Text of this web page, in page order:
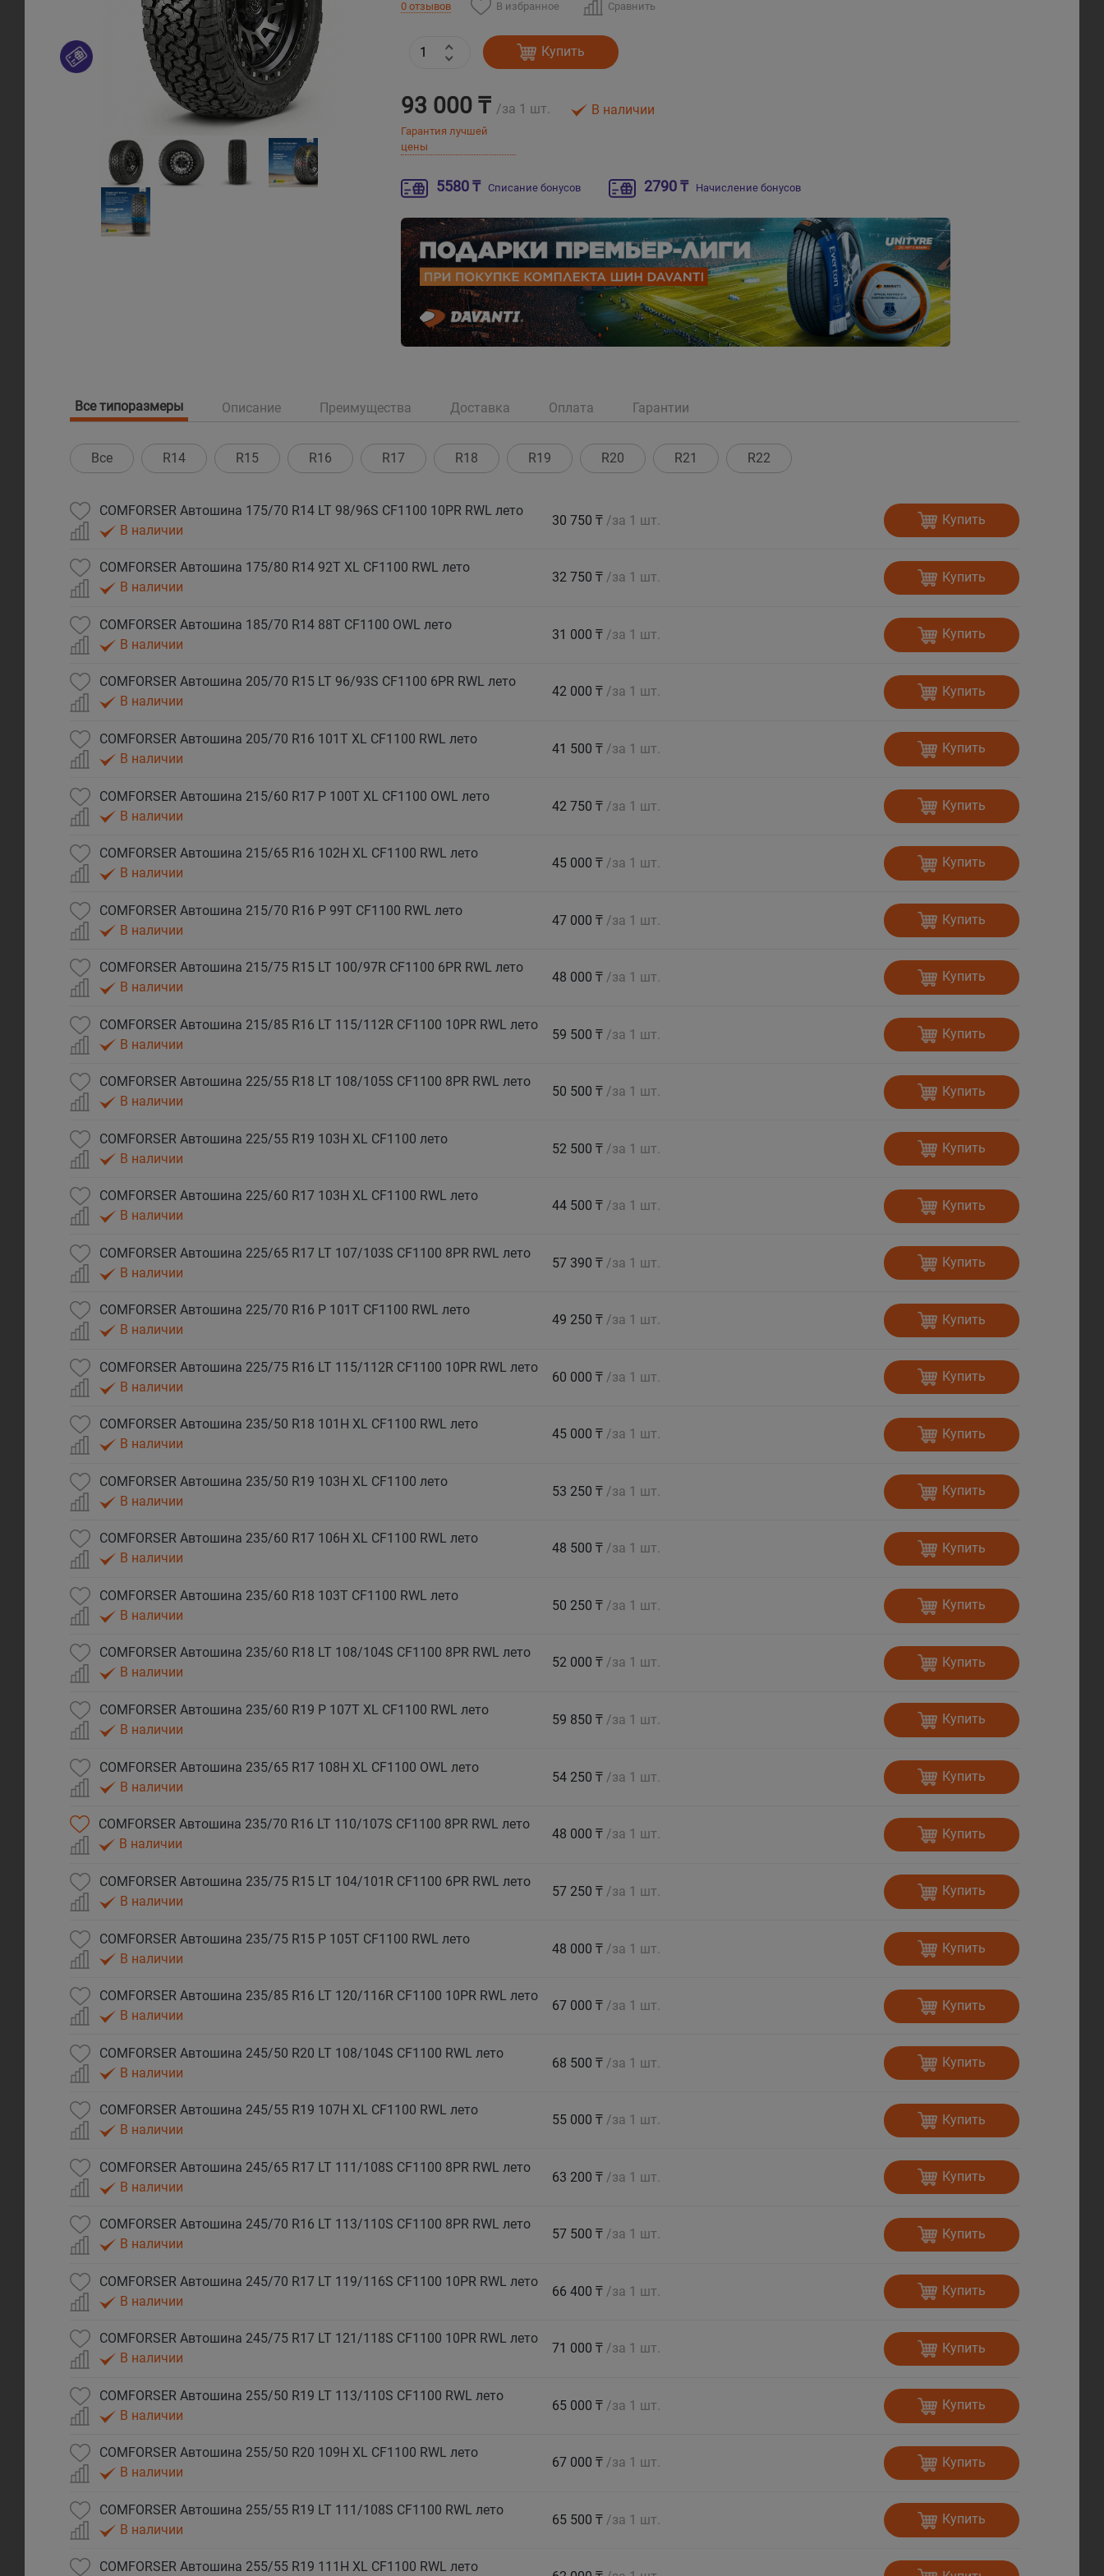
0 отзывов В избранное Сравнить
Купить
93 000 ₸ /за 1 шт.
Гарантия лучшей
цены
В наличии
5580 ₸ Списание бонусов 2790 ₸ Начисление бонусов
Все типоразмеры Описание Преимущества Доставка Оплата Гарантии
Все R14 R15 R16 R17 R18 R19 R20 R21 R22
COMFORSER Автошина 175/70 R14 LT 98/96S CF1100 10PR RWL лето
В наличии
30 750 ₸ /за 1 шт. Купить
COMFORSER Автошина 175/80 R14 92T XL CF1100 RWL лето
В наличии
32 750 ₸ /за 1 шт. Купить
COMFORSER Автошина 185/70 R14 88T CF1100 OWL лето
В наличии
31 000 ₸ /за 1 шт. Купить
COMFORSER Автошина 205/70 R15 LT 96/93S CF1100 6PR RWL лето
В наличии
42 000 ₸ /за 1 шт. Купить
COMFORSER Автошина 205/70 R16 101T XL CF1100 RWL лето
В наличии
41 500 ₸ /за 1 шт. Купить
COMFORSER Автошина 215/60 R17 P 100T XL CF1100 OWL лето
В наличии
42 750 ₸ /за 1 шт. Купить
COMFORSER Автошина 215/65 R16 102H XL CF1100 RWL лето
В наличии
45 000 ₸ /за 1 шт. Купить
COMFORSER Автошина 215/70 R16 P 99T CF1100 RWL лето
В наличии
47 000 ₸ /за 1 шт. Купить
COMFORSER Автошина 215/75 R15 LT 100/97R CF1100 6PR RWL лето
В наличии
48 000 ₸ /за 1 шт. Купить
COMFORSER Автошина 215/85 R16 LT 115/112R CF1100 10PR RWL лето
В наличии
59 500 ₸ /за 1 шт. Купить
COMFORSER Автошина 225/55 R18 LT 108/105S CF1100 8PR RWL лето
В наличии
50 500 ₸ /за 1 шт. Купить
COMFORSER Автошина 225/55 R19 103H XL CF1100 лето
В наличии
52 500 ₸ /за 1 шт. Купить
COMFORSER Автошина 225/60 R17 103H XL CF1100 RWL лето
В наличии
44 500 ₸ /за 1 шт. Купить
COMFORSER Автошина 225/65 R17 LT 107/103S CF1100 8PR RWL лето
В наличии
57 390 ₸ /за 1 шт. Купить
COMFORSER Автошина 225/70 R16 P 101T CF1100 RWL лето
В наличии
49 250 ₸ /за 1 шт. Купить
COMFORSER Автошина 225/75 R16 LT 115/112R CF1100 10PR RWL лето
В наличии
60 000 ₸ /за 1 шт. Купить
COMFORSER Автошина 235/50 R18 101H XL CF1100 RWL лето
В наличии
45 000 ₸ /за 1 шт. Купить
COMFORSER Автошина 235/50 R19 103H XL CF1100 лето
В наличии
53 250 ₸ /за 1 шт. Купить
COMFORSER Автошина 235/60 R17 106H XL CF1100 RWL лето
В наличии
48 500 ₸ /за 1 шт. Купить
COMFORSER Автошина 235/60 R18 103T CF1100 RWL лето
В наличии
50 250 ₸ /за 1 шт. Купить
COMFORSER Автошина 235/60 R18 LT 108/104S CF1100 8PR RWL лето
В наличии
52 000 ₸ /за 1 шт. Купить
COMFORSER Автошина 235/60 R19 P 107T XL CF1100 RWL лето
В наличии
59 850 ₸ /за 1 шт. Купить
COMFORSER Автошина 235/65 R17 108H XL CF1100 OWL лето
В наличии
54 250 ₸ /за 1 шт. Купить
COMFORSER Автошина 235/70 R16 LT 110/107S CF1100 8PR RWL лето
В наличии
48 000 ₸ /за 1 шт. Купить
COMFORSER Автошина 235/75 R15 LT 104/101R CF1100 6PR RWL лето
В наличии
57 250 ₸ /за 1 шт. Купить
COMFORSER Автошина 235/75 R15 P 105T CF1100 RWL лето
В наличии
48 000 ₸ /за 1 шт. Купить
COMFORSER Автошина 235/85 R16 LT 120/116R CF1100 10PR RWL лето
В наличии
67 000 ₸ /за 1 шт. Купить
COMFORSER Автошина 245/50 R20 LT 108/104S CF1100 RWL лето
В наличии
68 500 ₸ /за 1 шт. Купить
COMFORSER Автошина 245/55 R19 107H XL CF1100 RWL лето
В наличии
55 000 ₸ /за 1 шт. Купить
COMFORSER Автошина 245/65 R17 LT 111/108S CF1100 8PR RWL лето
В наличии
63 200 ₸ /за 1 шт. Купить
COMFORSER Автошина 245/70 R16 LT 113/110S CF1100 8PR RWL лето
В наличии
57 500 ₸ /за 1 шт. Купить
COMFORSER Автошина 245/70 R17 LT 119/116S CF1100 10PR RWL лето
В наличии
66 400 ₸ /за 1 шт. Купить
COMFORSER Автошина 245/75 R17 LT 121/118S CF1100 10PR RWL лето
В наличии
71 000 ₸ /за 1 шт. Купить
COMFORSER Автошина 255/50 R19 LT 113/110S CF1100 RWL лето
В наличии
65 000 ₸ /за 1 шт. Купить
COMFORSER Автошина 255/50 R20 109H XL CF1100 RWL лето
В наличии
67 000 ₸ /за 1 шт. Купить
COMFORSER Автошина 255/55 R19 LT 111/108S CF1100 RWL лето
В наличии
65 500 ₸ /за 1 шт. Купить
COMFORSER Автошина 255/55 R19 111H XL CF1100 RWL лето